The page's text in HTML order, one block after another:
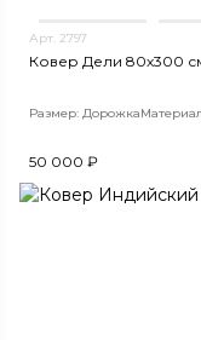
Арт. 2797
Ковер Дели 80х300
Размер: Дорожка
50 000 ₽